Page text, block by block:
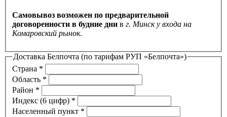
Самовывоз возможен по предварительной
договоренности в будние дни в г. Минск у входа на
Комаровский рынок.
Доставка Белпочта (по тарифам РУП «Белпочта»)
Страна *
Область *
Район *
Индекс (6 цифр) *
Населенный пункт *